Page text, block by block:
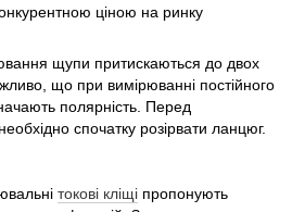
ціною на ринку
щупи притискаються до двох
що при вимірюванні постійного
полярність. Перед
спочатку розірвати ланцюг.
токові кліщі пропонують